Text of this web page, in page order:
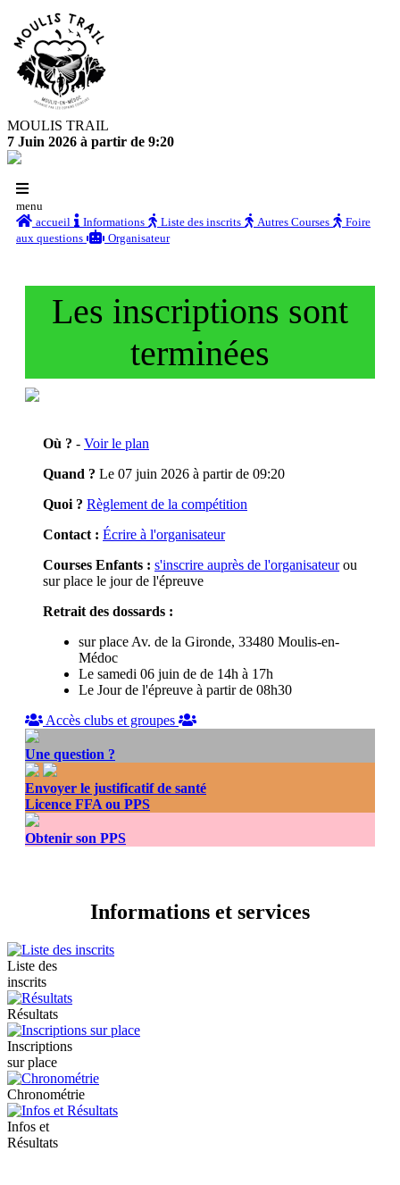
MOULIS TRAIL
7 Juin 2026 à partir de 9:20
menu
accueil
Informations Liste des inscrits Autres Courses
Foire
aux questions
Organisateur
Les inscriptions sont
terminées
Où ? - Voir le plan
Quand ? Le 07 juin 2026 à partir de 09:20
Quoi ? Règlement de la compétition
Contact : Écrire à l'organisateur
Courses Enfants : s'inscrire auprès de l'organisateurou
sur place le jour de l'épreuve
Retrait des dossards :
sur place Av. de la Gironde, 33480 Moulis-en-
Médoc
Le samedi 06 juin de de 14h à 17h
Le Jour de l'épreuve à partir de 08h30
Accès clubs et groupes
Une question ?
Envoyer le justificatif de santé
Licence FFA ou PPS
Obtenir son PPS
Informations et services
Liste des
inscrits
Résultats
Inscriptions
sur place
Chronométrie
Infos et
Résultats